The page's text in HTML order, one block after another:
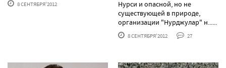
8 СЕНТЯБРЯ'2012
Нурси и опасной, но не
существующей в природе,
организации "Нурджулар" н......
8 СЕНТЯБРЯ'2012 27